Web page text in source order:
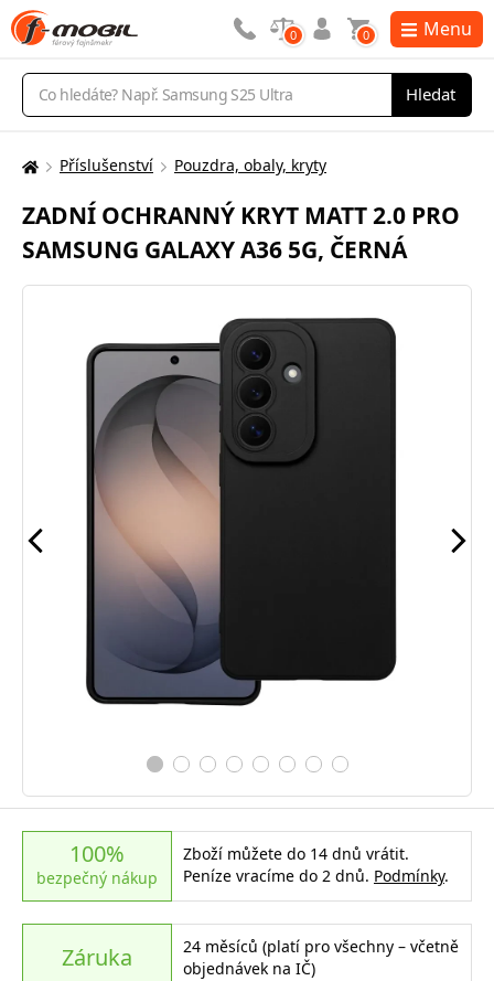
Vyhledávání
Hledat
0 0 Menu
Zde
nacházíte:
Příslušenství Pouzdra, obaly, kryty
ZADNÍ OCHRANNÝ KRYT MATT 2.0 PRO
SAMSUNG GALAXY A36 5G, ČERNÁ
100%
bezpečný nákup
Zboží můžete do 14 dnů vrátit.
Peníze vracíme do 2 dnů. Podmínky.
Záruka
24 měsíců (platí pro všechny – včetně
objednávek na IČ)